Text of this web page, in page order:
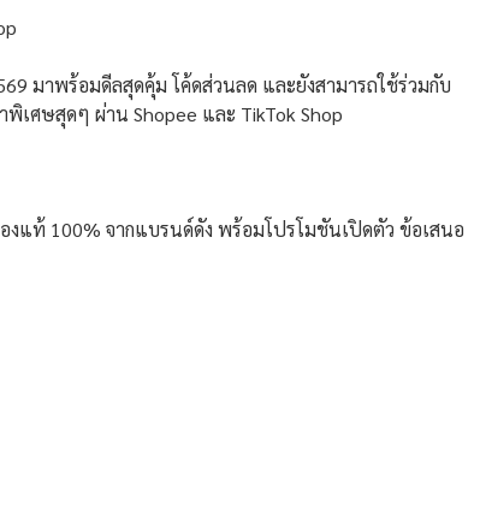
มาพร้อมดีลสุดคุ้ม โค้ดส่วนลด และยังสามารถใช้ร่วมกับ
เศษสุดๆ ผ่าน Shopee และ TikTok Shop
แท้ 100% จากแบรนด์ดัง พร้อมโปรโมชันเปิดตัว ข้อเสนอ